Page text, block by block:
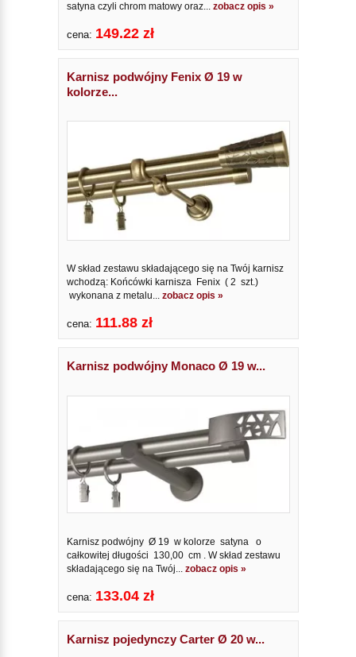
satyna czyli chrom matowy oraz... zobacz opis »
cena: 149.22 zł
Karnisz podwójny Fenix Ø 19 w
kolorze...
W skład zestawu składającego się na Twój karnisz
wchodzą: Końcówki karnisza Fenix ( 2 szt.)
wykonana z metalu... zobacz opis »
cena: 111.88 zł
Karnisz podwójny Monaco Ø 19 w...
Karnisz podwójny Ø 19 w kolorze satyna o
całkowitej długości 130,00 cm . W skład zestawu
składającego się na Twój... zobacz opis »
cena: 133.04 zł
Karnisz pojedynczy Carter Ø 20 w...